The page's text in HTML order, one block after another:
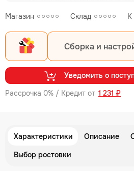
Магазин Склад К
Рассрочка 0% / Кредит от 1 231 ₽
Сборка и
Уведомить о
Характеристики Описание
Выбор ростовки